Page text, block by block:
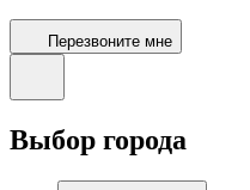
Перезвоните мне
Выбор города